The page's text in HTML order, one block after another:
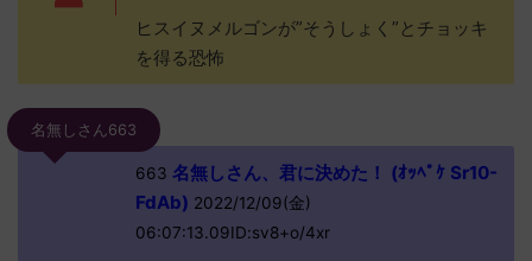
ヒスイヌメルゴンが”そうしょく”とチョッキ
を得る恐怖
名無しさん663
663 名無しさん、君に決めた！ (ｵｯﾍﾟｹ Sr10-
FdAb) 2022/12/09(金)
06:07:13.09ID:sv8+o/4xr